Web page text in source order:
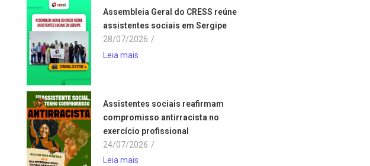
Assembleia Geral do CRESS reúne
assistentes sociais em Sergipe
28/07/2026 /
Leia mais
Assistentes sociais reafirmam
compromisso antirracista no
exercício profissional
24/07/2026 /
Leia mais